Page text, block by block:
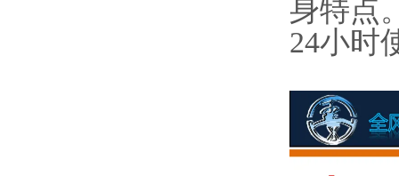
身特点
24小时